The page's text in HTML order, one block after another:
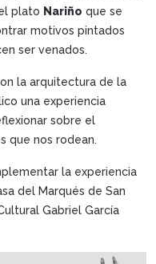
plato Nariño que se
motivos pintados
ser venados.
la arquitectura de la
una experiencia
sobre el
que nos rodean.
la experiencia
del Marqués de San
Gabriel García